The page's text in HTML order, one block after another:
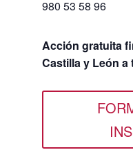
980 53 58 96
Acción gratuita
Castilla y León a